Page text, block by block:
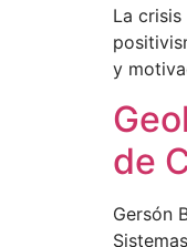
La
y
de
Gersón